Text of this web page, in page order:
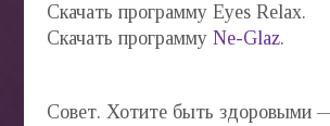
Скачать программу Eyes Relax.
Скачать программу Ne-Glaz.
Совет. Хотите быть здоровыми